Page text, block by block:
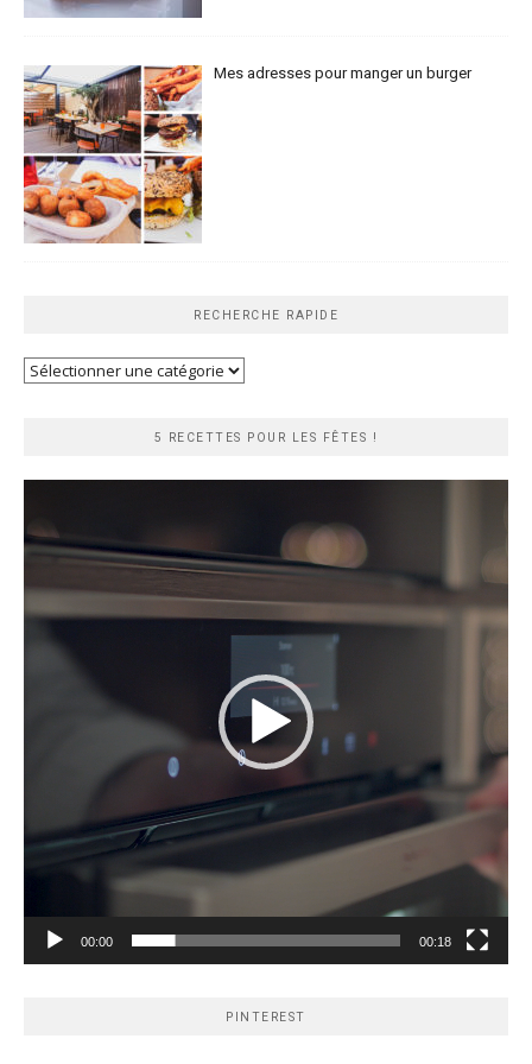
Mes adresses pour manger un burger
RECHERCHE RAPIDE
Recherche
5 RECETTES POUR LES FÊTES !
00:00 00:18
PINTEREST